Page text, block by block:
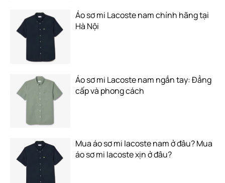
Áo sơ mi Lacoste nam chính hãng tại
Hà Nội
Áo sơ mi Lacoste nam ngắn tay: Đẳng
cấp và phong cách
Mua áo sơ mi lacoste nam ở đâu? Mua
áo sơ mi lacoste xịn ở đâu?